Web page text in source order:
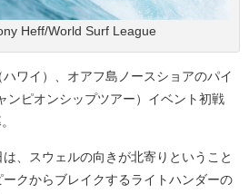
Heff/World Surf League
ワイ）、オアフ島ノースショアのパイ
ンピオンシップツアー）イベント初戦
、スウェルの向きが北寄りということ
クからブレイクするライトハンダーの